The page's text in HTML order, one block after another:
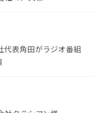
代表角田がラジオ番組